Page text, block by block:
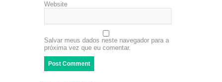
Website
Salvar meus dados neste navegador para a
próxima vez que eu comentar.